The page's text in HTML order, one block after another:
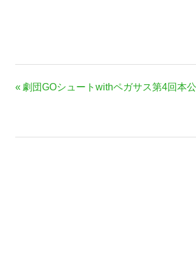
投
ビ
前
劇団GOシュートwithペガサス第4回本